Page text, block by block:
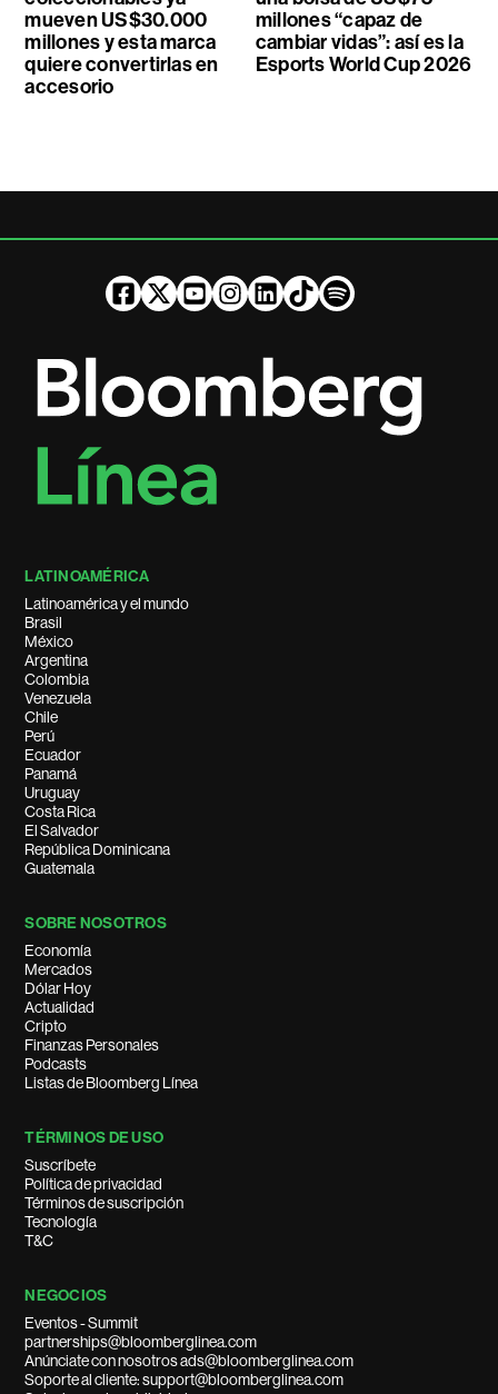
mueven US$30.000
millones y esta marca
quiere convertirlas en
accesorio
millones “capaz de
cambiar vidas”: así es la
Esports World Cup 2026
LATINOAMÉRICA
Latinoamérica y el mundo
Brasil
México
Argentina
Colombia
Venezuela
Chile
Perú
Ecuador
Panamá
Uruguay
Costa Rica
El Salvador
República Dominicana
Guatemala
SOBRE NOSOTROS
Economía
Mercados
Dólar Hoy
Actualidad
Cripto
Finanzas Personales
Podcasts
Listas de Bloomberg Línea
TÉRMINOS DE USO
Suscríbete
Política de privacidad
Términos de suscripción
Tecnología
T&C
NEGOCIOS
Eventos - Summit
partnerships@bloomberglinea.com
Anúnciate con nosotros ads@bloomberglinea.com
Soporte al cliente: support@bloomberglinea.com